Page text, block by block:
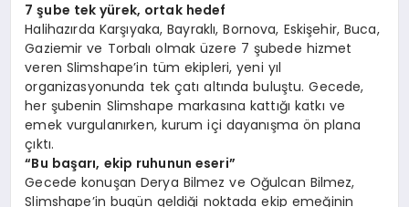
7 şube tek yürek, ortak hedef
Halihazırda Karşıyaka, Bayraklı, Bornova, Eskişehir, Buca,
Gaziemir ve Torbalı olmak üzere 7 şubede hizmet
veren Slimshape’in tüm ekipleri, yeni yıl
organizasyonunda tek çatı altında buluştu. Gecede,
her şubenin Slimshape markasına kattığı katkı ve
emek vurgulanırken, kurum içi dayanışma ön plana
çıktı.
“Bu başarı, ekip ruhunun eseri”
Gecede konuşan Derya Bilmez ve Oğulcan Bilmez,
Slimshape’in bugün geldiği noktada ekip emeğinin